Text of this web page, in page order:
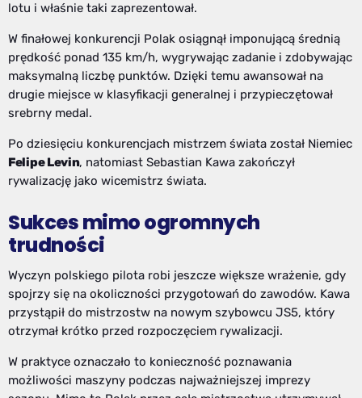
lotu i właśnie taki zaprezentował.
W finałowej konkurencji Polak osiągnął imponującą średnią
prędkość ponad 135 km/h, wygrywając zadanie i zdobywając
maksymalną liczbę punktów. Dzięki temu awansował na
drugie miejsce w klasyfikacji generalnej i przypieczętował
srebrny medal.
Po dziesięciu konkurencjach mistrzem świata został Niemiec
Felipe Levin, natomiast Sebastian Kawa zakończył
rywalizację jako wicemistrz świata.
Sukces mimo ogromnych
trudności
Wyczyn polskiego pilota robi jeszcze większe wrażenie, gdy
spojrzy się na okoliczności przygotowań do zawodów. Kawa
przystąpił do mistrzostw na nowym szybowcu JS5, który
otrzymał krótko przed rozpoczęciem rywalizacji.
W praktyce oznaczało to konieczność poznawania
możliwości maszyny podczas najważniejszej imprezy